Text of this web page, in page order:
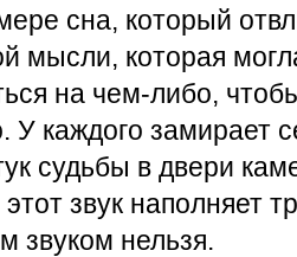
сна, который
мысли, которая
на чем-либо,
У каждого замирает
судьбы в двери
звук наполняет
звуком нельзя.